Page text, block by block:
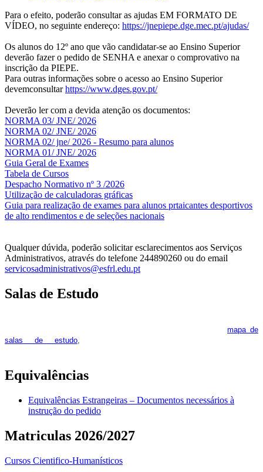
Para o efeito, poderão consultar as ajudas EM FORMATO DE
VÍDEO, no seguinte endereço: https://jnepiepe.dge.mec.pt/ajudas/
Os alunos do 12º ano que vão candidatar-se ao Ensino Superior
deverão fazer o pedido de SENHA e anexar o comprovativo na
inscrição da PIEPE.
Para outras informações sobre o acesso ao Ensino Superior
devemconsultarhttps://www.dges.gov.pt/
Deverão ler com a devida atenção os documentos:
NORMA 03/ JNE/ 2026
NORMA 02/ JNE/ 2026
NORMA 02/ jne/ 2026 - Resumo para alunos
NORMA 01/ JNE/ 2026
Guia Geral de Exames
Tabela de Cursos
Despacho Normativo nº 3 /2026
Utilização de calculadoras gráficas
Guia para realização de exames para alunos prtaicantes desportivos
de alto rendimentos e de seleções nacionais
Qualquer dúvida, poderão solicitar esclarecimentos aos Serviços
Administrativos, através do telefone 244890260 ou do email
servicosadministrativos@esfrl.edu.pt
Salas de Estudo
mapa de
salas de estudo,
Equivalências
Equivalências Estrangeiras – Documentos necessários à
instrução do pedido
Matriculas 2026/2027
Cursos Cientifico-Humanísticos